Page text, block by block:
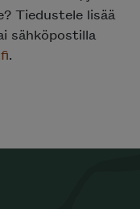
Tiedustele lisää
sähköpostilla
.